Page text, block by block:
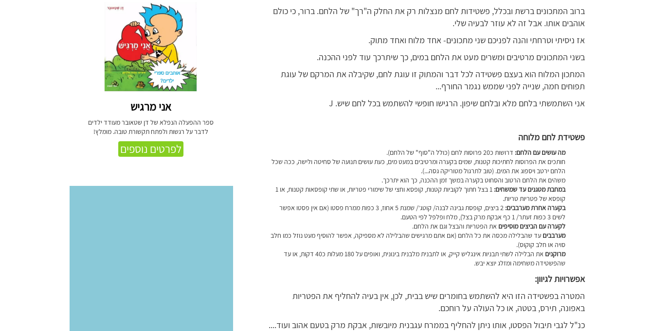
ברוב המתכונים ברשת ובכלל, פשטידות לחם מנצלות רק את החלק ה"רך" של הלחם. ברור, כי כולם
אוהבים אותו. אבל זה לא עוזר לבעיה שלי.
אז ניסיתי וטרחתי והנה לפניכם שני מתכונים- אחד מלוח ואחד מתוק.
בשני המתכונים מרטיבים ומשרים מעט את הלחם במים, כך שיתרכך עוד לפני ההכנה.
המתכון המלוח הוא בעצם פשטידה לכל דבר והמתוק זו עוגת לחם, שקיבלה את המרקם של עוגת
תפוחים חמה, שנייה לפני שממש נגמר החורף...
אני השתמשתי בלחם מלא ובלחם שיפון. הרגישו חופשי להשתמש בכל לחם שיש. J
פשטידת לחם מלוחה
מה עושים עם הלחם: דרושות כ20 פרוסות לחם (כולל ה"סוף" של הלחם).
חותכים את הפרוסות לחתיכות קטנות, שמים בקערה ומרטיבים במעט מים, כעת עושים תנועה של סחיטה ולישה, ככה שכל
הלחם ירטב ויספוג את המים. (טוב לתרגול מטוריקה גסה...).
משהים את הלחם הרטוב והסחוט בקערה במשך זמן ההכנה, כך הוא יתרכך.
במחבת מטגנים עד שמשחים:
1 בצל חתוך לקוביות קטנות, קופסא וחצי של שימורי פטריות, או שתי קופסאות קטנות, או 1
קופסא של פטריות טריות.
בקערה אחרת מערבבים:
2 ביצים, קופסת גבינה לבנה/ קוטג‘/ שמנת 5 אחוז, 3 כפות ממרח פסטו (אם אין פסטו אפשר
לשים 3 כפות זעתר/ 1 כף אבקת מרק בצל), מלח ופלפל לפי הטעם.
לקערה עם הביצים מוסיפים את הפטריות והבצל וגם את הלחם.
מערבבים עד שהבלילה מכסה את כל הלחם (אם אתם מרגישים שהבלילה לא מספיקה, אפשר להוסיף מעט נוזל כמו חלב
סויה או חלב קוקוס).
מרוקנים
את הבלילה לשתי תבניות אינגליש קייק, או לתבנית מלבנית בינונית, ואופים על 180 מעלות כ40 דקות, או עד
שהפשטידה משחימה ומזלג יוצא יבש.
אפשרויות לגיוון:
המטרה בפשטידה הזו היא להשתמש בחומרים שיש בבית, לכן, אין בעיה להחליף את הפטריות
באפונה, תירס, בטטה, או כל העולה על רוחכם.
כנ"ל לגבי תיבול הפסטו, אותו ניתן להחליף בממרח עגבנית מיובשות, אבקת מרק בטעם אהוב ועוד....
אני מרגיש
ספר ההפעלה הנפלא של דן שטאובר מעודד ילדים
לדבר על רגשות ולפתח תקשורת טובה. מומלץ!
לפרטים נוספים